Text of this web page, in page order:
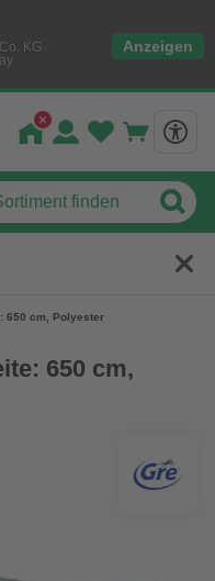
KG
Anzeigen
650 cm, Polyester
650 cm,